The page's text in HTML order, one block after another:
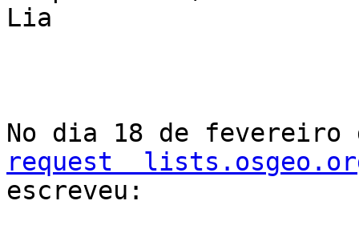
Lia
No dia 18 de fevereiro
request
escreveu: